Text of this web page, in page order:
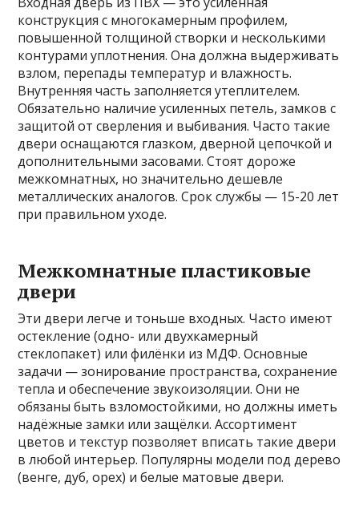
конструкция с многокамерным профилем,
повышенной толщиной створки и несколькими
контурами уплотнения. Она должна выдерживать
взлом, перепады температур и влажность.
Внутренняя часть заполняется утеплителем.
Обязательно наличие усиленных петель, замков с
защитой от сверления и выбивания. Часто такие
двери оснащаются глазком, дверной цепочкой и
дополнительными засовами. Стоят дороже
межкомнатных, но значительно дешевле
металлических аналогов. Срок службы — 15-20 лет
при правильном уходе.
Межкомнатные пластиковые
двери
Эти двери легче и тоньше входных. Часто имеют
остекление (одно- или двухкамерный
стеклопакет) или филёнки из МДФ. Основные
задачи — зонирование пространства, сохранение
тепла и обеспечение звукоизоляции. Они не
обязаны быть взломостойкими, но должны иметь
надёжные замки или защёлки. Ассортимент
цветов и текстур позволяет вписать такие двери
в любой интерьер. Популярны модели под дерево
(венге, дуб, орех) и белые матовые двери.